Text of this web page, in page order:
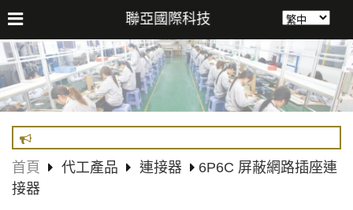
聯亞國際科技
首頁 代工產品 連接器
6P6C 屏蔽網路插座連
接器